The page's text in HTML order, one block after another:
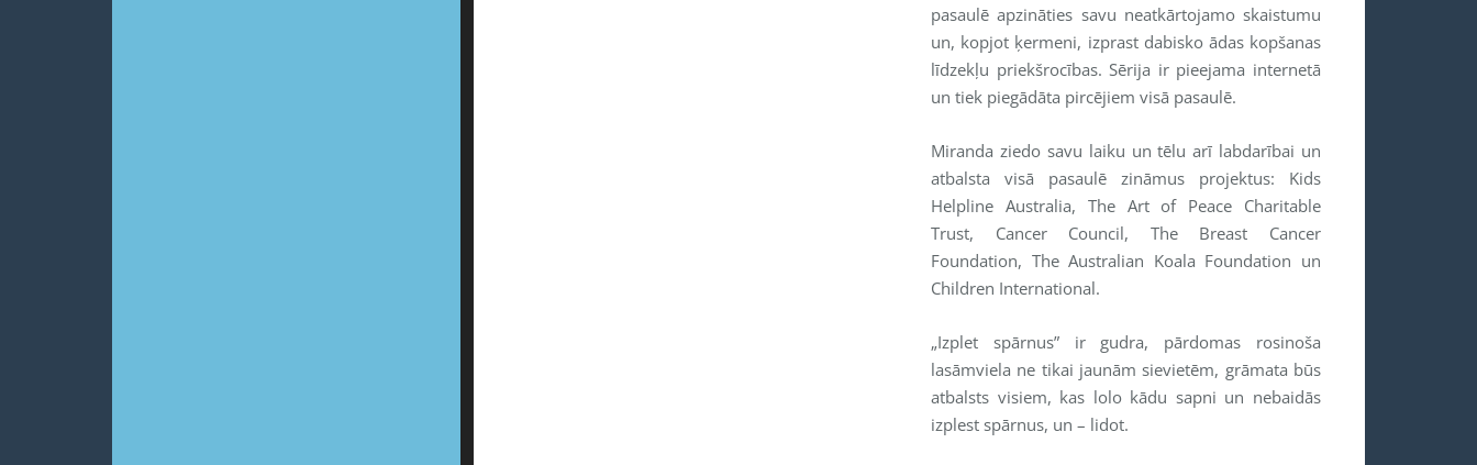
pasaulē apzināties savu neatkārtojamo skaistumu
un, kopjot ķermeni, izprast dabisko ādas kopšanas
līdzekļu priekšrocības. Sērija ir pieejama internetā
un tiek piegādāta pircējiem visā pasaulē.
Miranda ziedo savu laiku un tēlu arī labdarībai un
atbalsta visā pasaulē zināmus projektus: Kids
Helpline Australia, The Art of Peace Charitable
Trust, Cancer Council, The Breast Cancer
Foundation, The Australian Koala Foundation un
Children International.
„Izplet spārnus” ir gudra, pārdomas rosinoša
lasāmviela ne tikai jaunām sievietēm, grāmata būs
atbalsts visiem, kas lolo kādu sapni un nebaidās
izplest spārnus, un – lidot.